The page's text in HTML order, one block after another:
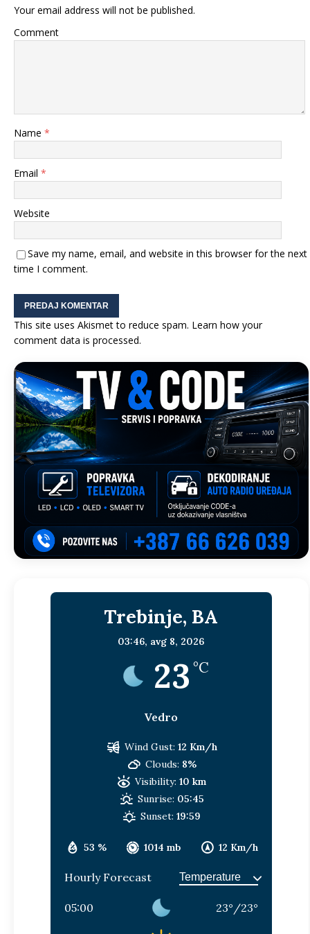
Your email address will not be published.
Comment
Name *
Email *
Website
Save my name, email, and website in this browser for the next
time I comment.
This site uses Akismet to reduce spam. Learn how your
comment data is processed.
Trebinje, BA
03:46, avg 8, 2026
23 °C
Vedro
53 % 1014 mb 12 Km/h
Wind Gust: 12 Km/h
Clouds: 8%
Visibility: 10 km
Sunrise: 05:45
Sunset: 19:59
Hourly Forecast
05:00 23° /23°